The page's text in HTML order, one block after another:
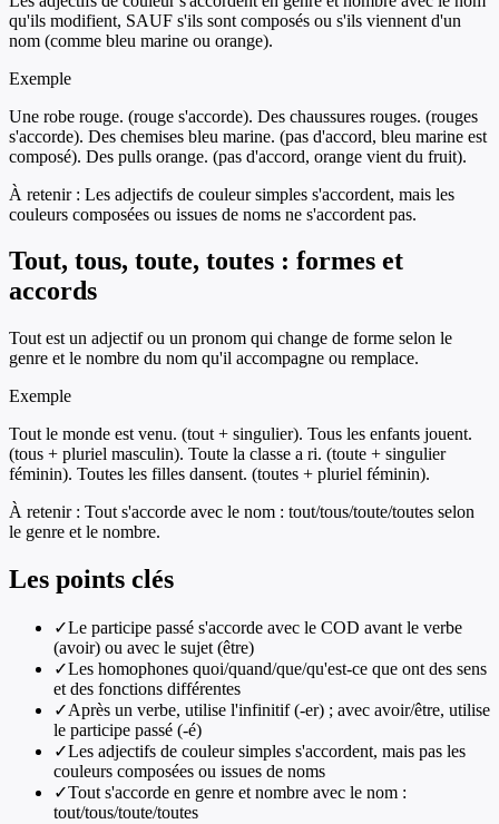
qu'ils modifient, SAUF s'ils sont composés ou s'ils viennent d'un
nom (comme bleu marine ou orange).
Exemple
Une robe rouge. (rouge s'accorde). Des chaussures rouges. (rouges
s'accorde). Des chemises bleu marine. (pas d'accord, bleu marine est
composé). Des pulls orange. (pas d'accord, orange vient du fruit).
À retenir : Les adjectifs de couleur simples s'accordent, mais les
couleurs composées ou issues de noms ne s'accordent pas.
Tout, tous, toute, toutes : formes et
accords
Tout est un adjectif ou un pronom qui change de forme selon le
genre et le nombre du nom qu'il accompagne ou remplace.
Exemple
Tout le monde est venu. (tout + singulier). Tous les enfants jouent.
(tous + pluriel masculin). Toute la classe a ri. (toute + singulier
féminin). Toutes les filles dansent. (toutes + pluriel féminin).
À retenir : Tout s'accorde avec le nom : tout/tous/toute/toutes selon
le genre et le nombre.
Les points clés
✓Le participe passé s'accorde avec le COD avant le verbe
(avoir) ou avec le sujet (être)
✓Les homophones quoi/quand/que/qu'est-ce que ont des sens
et des fonctions différentes
✓Après un verbe, utilise l'infinitif (-er) ; avec avoir/être, utilise
le participe passé (-é)
✓Les adjectifs de couleur simples s'accordent, mais pas les
couleurs composées ou issues de noms
✓Tout s'accorde en genre et nombre avec le nom :
tout/tous/toute/toutes